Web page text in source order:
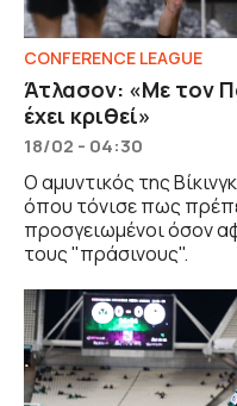
CONFERENCE LEAGUE
Άτλασον: «Με τον
έχει κριθεί»
18/02 - 04:30
Ο αμυντικός της
όπου τόνισε πως
προσγειωμένοι όσον
τους "πράσινους".